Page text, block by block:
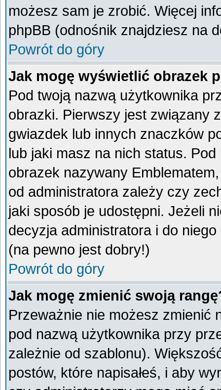
możesz sam je zrobić. Więcej
phpBB (odnośnik znajdziesz na
Powrót do góry
Jak mogę wyświetlić obrazek
Pod twoją nazwą użytkownika
obrazki. Pierwszy jest związany
gwiazdek lub innych znaczków
lub jaki masz na nich status.
obrazek nazywany
od administratora zależy czy
jaki sposób je udostępni. Jeżeli
decyzja administratora i do
(na pewno jest dobry!)
Powrót do góry
Jak mogę zmienić swoją
Przeważnie nie możesz zmienić
pod nazwą użytkownika przy
zależnie od szablonu).
postów, które napisałeś, i aby